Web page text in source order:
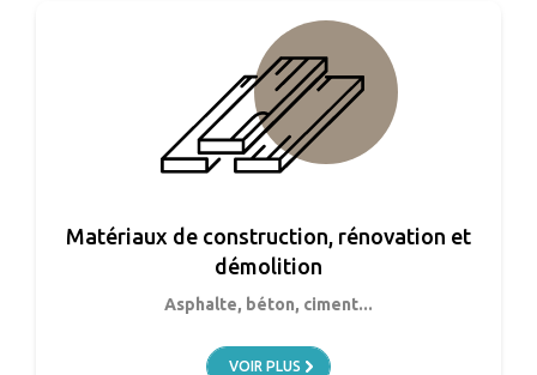
Matériaux de construction, rénovation et
démolition
Asphalte, béton, ciment...
VOIR PLUS